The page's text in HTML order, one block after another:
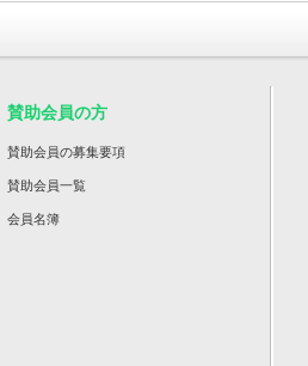
賛助会員の方
賛助会員の募集要項
賛助会員一覧
会員名簿